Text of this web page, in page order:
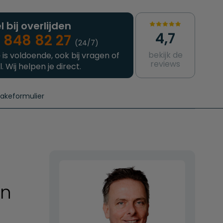
bij overlijden
82 27 (24/7)
voldoende, ook bij vragen of
Wij helpen je direct.
4,7
bekijk de
reviews